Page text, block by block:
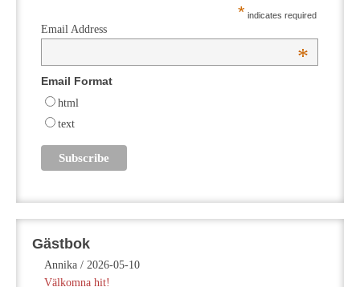
* indicates required
Email Address
*
Email Format
html
text
Gästbok
Annika / 2026-05-10
Välkomna hit!